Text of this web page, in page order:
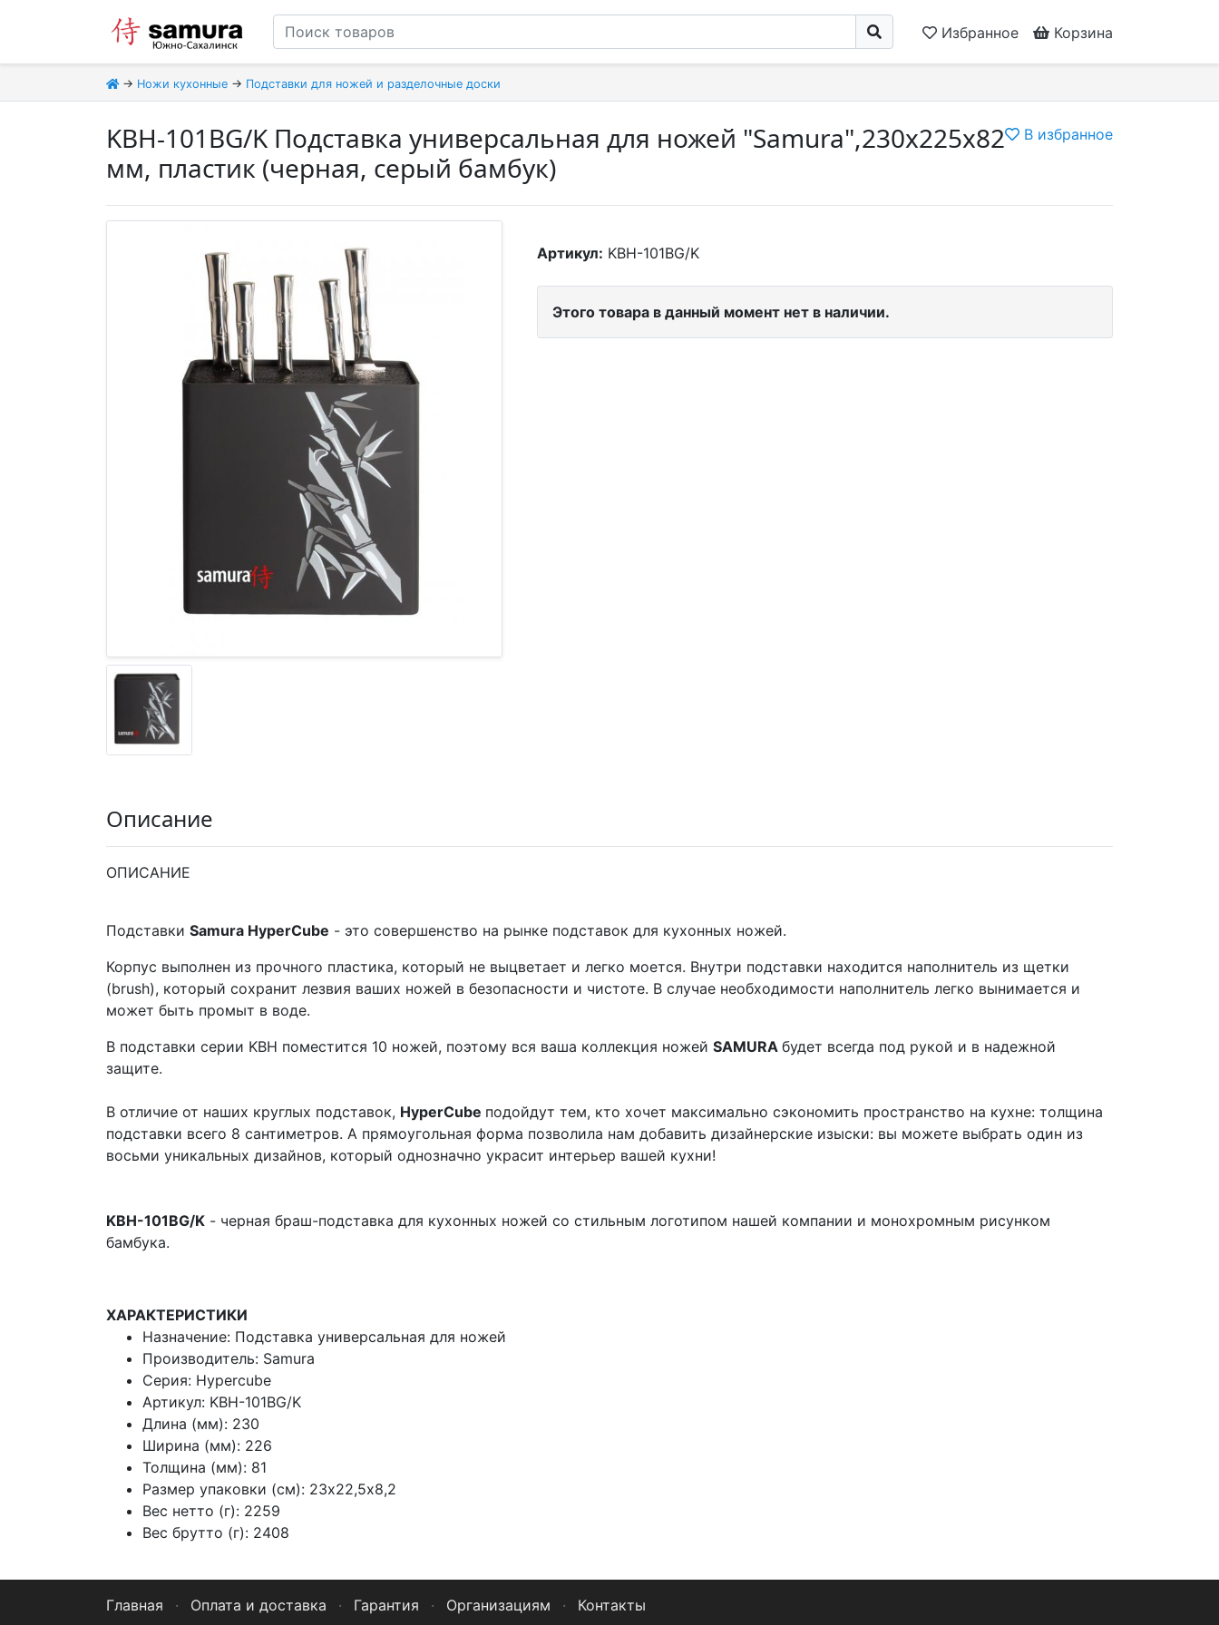
Избранное Корзина
→ Ножи кухонные → Подставки для ножей и разделочные доски
KBH-101BG/K Подставка универсальная для ножей "Samura",230x225x82
мм, пластик (черная, серый бамбук)
В избранное
Артикул: KBH-101BG/K
Этого товара в данный момент нет в наличии.
Описание
ОПИСАНИЕ
Подставки Samura HyperCube - это совершенство на рынке подставок для кухонных ножей.
Корпус выполнен из прочного пластика, который не выцветает и легко моется. Внутри подставки находится наполнитель из щетки
(brush), который сохранит лезвия ваших ножей в безопасности и чистоте. В случае необходимости наполнитель легко вынимается и
может быть промыт в воде.
В подставки серии KBH поместится 10 ножей, поэтому вся ваша коллекция ножей SAMURA будет всегда под рукой и в надежной
защите.
В отличие от наших круглых подставок, HyperCube подойдут тем, кто хочет максимально сэкономить пространство на кухне: толщина
подставки всего 8 сантиметров. А прямоугольная форма позволила нам добавить дизайнерские изыски: вы можете выбрать один из
восьми уникальных дизайнов, который однозначно украсит интерьер вашей кухни!
KBH-101BG/K - черная браш-подставка для кухонных ножей со стильным логотипом нашей компании и монохромным рисунком
бамбука.
ХАРАКТЕРИСТИКИ
Назначение: Подставка универсальная для ножей
Производитель: Samura
Серия: Hypercube
Артикул: KBH-101BG/K
Длина (мм): 230
Ширина (мм): 226
Толщина (мм): 81
Размер упаковки (см): 23х22,5х8,2
Вес нетто (г): 2259
Вес брутто (г): 2408
Главная · Оплата и доставка · Гарантия · Организациям · Контакты